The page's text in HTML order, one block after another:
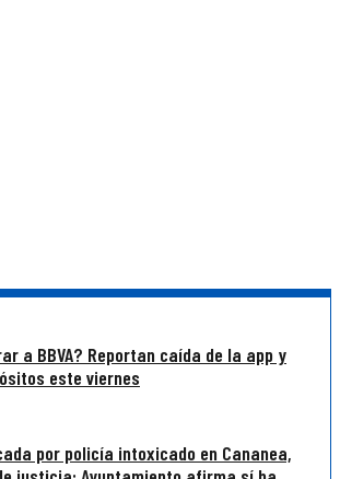
a BBVA? Reportan caída de la app y
este viernes
por policía intoxicado en Cananea,